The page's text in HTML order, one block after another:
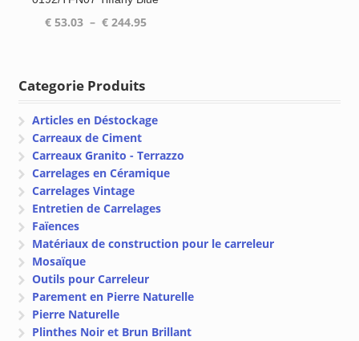
€53.03 – €244.95Plage
Categorie Produits
Articles en Déstockage
Carreaux de Ciment
Carreaux Granito - Terrazzo
Carrelages en Céramique
Carrelages Vintage
Entretien de Carrelages
Faïences
Matériaux de construction pour le carreleur
Mosaïque
Outils pour Carreleur
Parement en Pierre Naturelle
Pierre Naturelle
Plinthes Noir et Brun Brillant